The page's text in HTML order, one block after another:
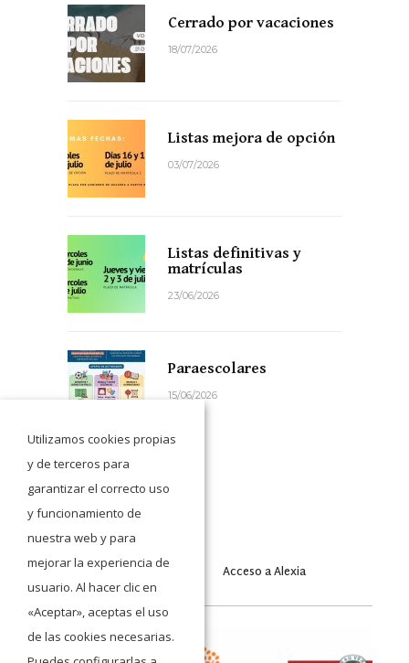
Cerrado por vacaciones
18/07/2026
Listas mejora de opción
03/07/2026
Listas definitivas y
matrículas
23/06/2026
Paraescolares
15/06/2026
Acceso a Moodle Acceso a Alexia
Utilizamos cookies propias
y de terceros para
garantizar el correcto uso
y funcionamiento de
nuestra web y para
mejorar la experiencia de
usuario. Al hacer clic en
«Aceptar», aceptas el uso
de las cookies necesarias.